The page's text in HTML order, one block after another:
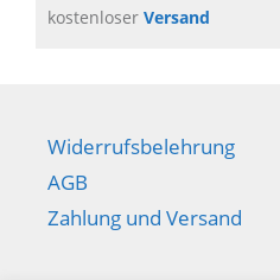
kostenloser Versand
Widerrufsbelehrung
AGB
Zahlung und Versand